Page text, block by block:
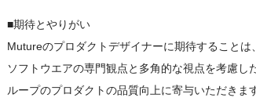
■期待とやりがい
Mutureのプロダクトデザイナーに期待すること
ソフトウエアの専門観点と多角的な視点を考慮
ループのプロダクトの品質向上に寄与いただき